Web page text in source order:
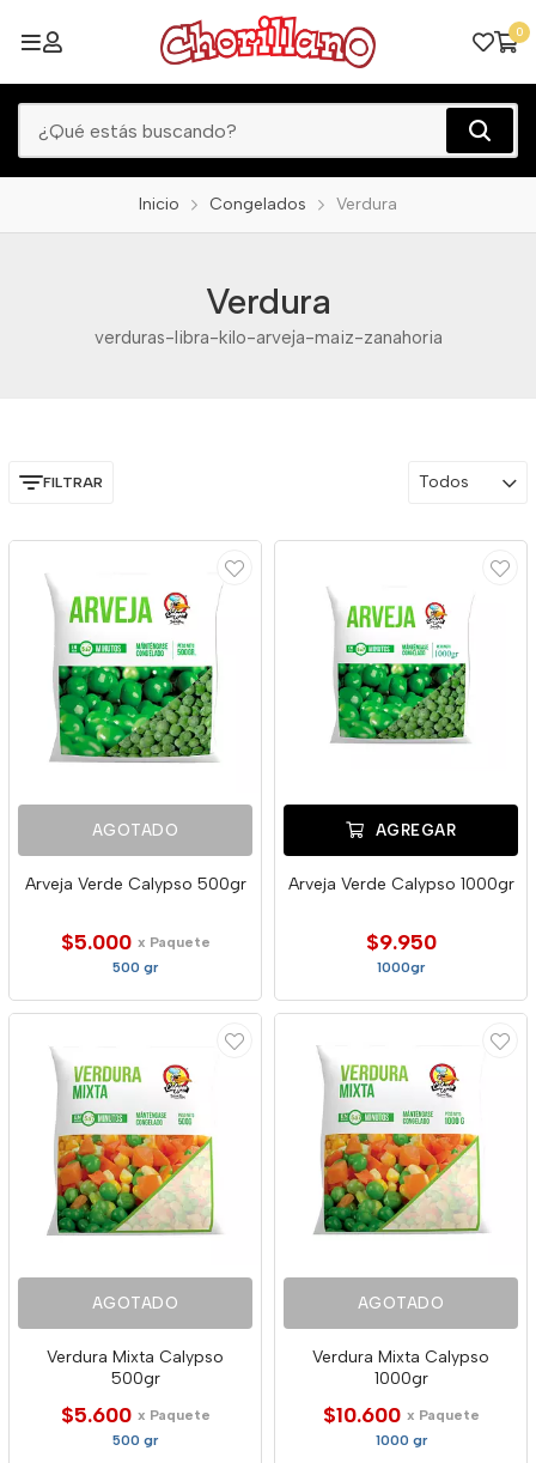
0
Inicio Congelados Verdura
Verdura
verduras-libra-kilo-arveja-maiz-zanahoria
FILTRAR Todos
AGOTADO
Arveja Verde Calypso 500gr
$5.000 x Paquete
500 gr
AGREGAR
Arveja Verde Calypso 1000gr
$9.950
1000gr
AGOTADO
Verdura Mixta Calypso
500gr
$5.600 x Paquete
500 gr
AGOTADO
Verdura Mixta Calypso
1000gr
$10.600 x Paquete
1000 gr